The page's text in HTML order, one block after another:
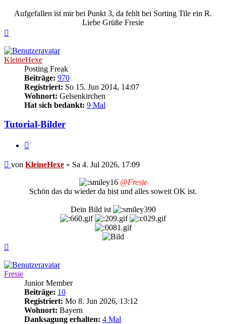
Aufgefallen ist mir bei Punkt 3, da fehlt bei Sorting Tile ein R.
Liebe Grüße Fresie
KleineHexe
Posting Freak
Beiträge: 970
Registriert: So 15. Jun 2014, 14:07
Wohnort: Gelsenkirchen
Hat sich bedankt: 9 Mal
Tutorial-Bilder
Beitrag
von KleineHexe » Sa 4. Jul 2026, 17:09
@Fresie
Schön das du wieder da bist und alles soweit OK ist.
Dein Bild ist
Fresie
Junior Member
Beiträge: 10
Registriert: Mo 8. Jun 2026, 13:12
Wohnort: Bayern
Danksagung erhalten: 4 Mal